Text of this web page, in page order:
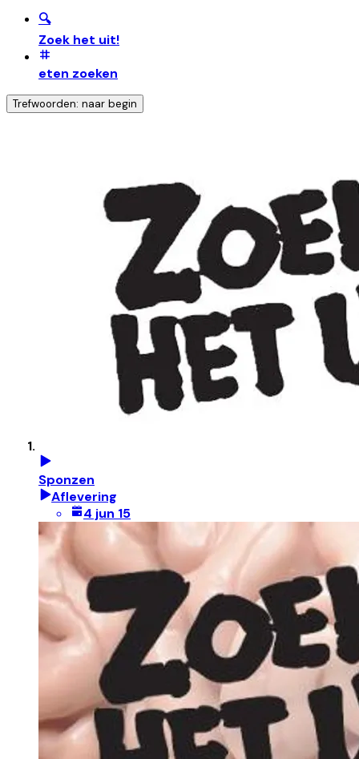
🔍
Zoek het uit!
eten zoeken
Trefwoorden: naar begin
Sponzen
Aflevering
4 jun 15